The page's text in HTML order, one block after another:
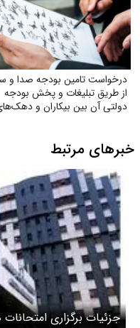
درخواست تامین بودجه صدا و
از طریق تبلیغات و پخش بودجه
دولتی آن بین بیکاران و
خبرهای مرتبط
جزئیات برگزاری